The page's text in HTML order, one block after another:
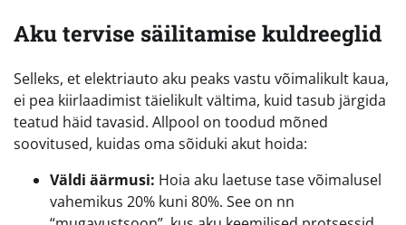
Aku tervise säilitamise kuldreeglid
Selleks, et elektriauto aku peaks vastu võimalikult kaua,
ei pea kiirlaadimist täielikult vältima, kuid tasub järgida
teatud häid tavasid. Allpool on toodud mõned
soovitused, kuidas oma sõiduki akut hoida:
Väldi äärmusi: Hoia aku laetuse tase võimalusel
vahemikus 20% kuni 80%. See on nn